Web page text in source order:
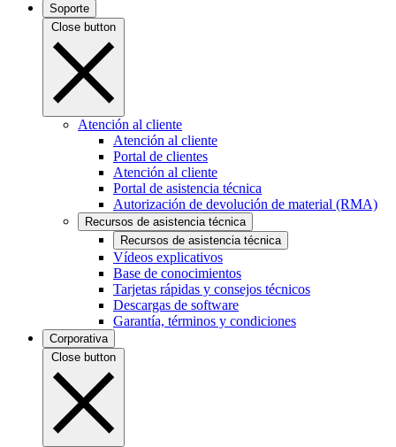
Soporte
Close button
Atención al cliente
Atención al cliente
Portal de clientes
Atención al cliente
Portal de asistencia técnica
Autorización de devolución de material (RMA)
Recursos de asistencia técnica
Recursos de asistencia técnica
Vídeos explicativos
Base de conocimientos
Tarjetas rápidas y consejos técnicos
Descargas de software
Garantía, términos y condiciones
Corporativa
Close button